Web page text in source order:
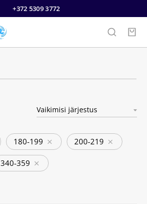
+372 5309 3772
180-199 200-219
340-359